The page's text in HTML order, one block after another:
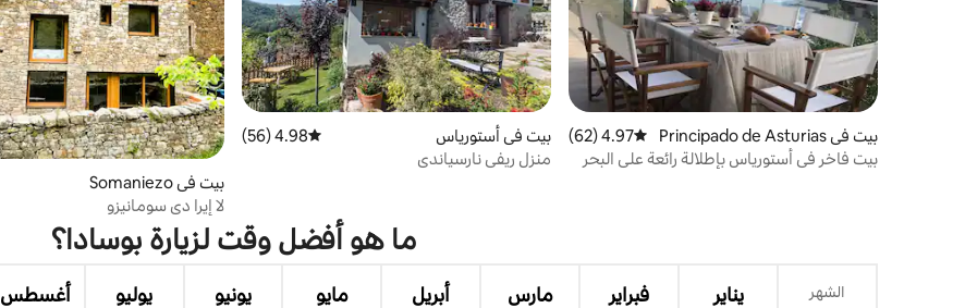
بيت في Principado de Asturias متوسط التقييم 4.97 من 5، 62 مراجعات
4.97 (62)
بيت فاخر في أستورياس بإطلالة رائعة على البحر
بيت في أستورياس متوسط التقييم 4.98 من 5، 56 مراجعات
4.98 (56)
منزل ريفي نارسياندي
بيت في Somaniezo
لا إيرا دي سومانيزو
ما هو أفضل وقت لزيارة بوسادا؟
الشهر يناير فبراير مارس أبريل مايو يونيو يوليو أغسطس